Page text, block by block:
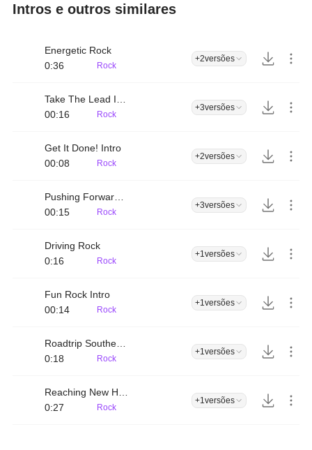
Intros e outros similares
Energetic Rock
0:36
Rock
+2versões
00:16
Rock
+3versões
Get It Done! Intro
00:08
Rock
+2versões
Pushing Forward Intro
00:15
Rock
+3versões
Driving Rock
0:16
Rock
+1versões
Fun Rock Intro
00:14
Rock
+1versões
Roadtrip Southern Rock
0:18
Rock
+1versões
0:27
Rock
+1versões